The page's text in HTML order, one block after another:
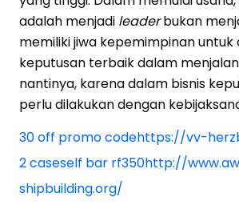
adalah menjadi leaderbukan
memiliki jiwa kepemimpinan
keputusan terbaik dalam
nantinya, karena dalam bisnis
perlu dilakukan dengan
30 off promo codehttps://vv-
2 caseself bar rf350http://
shipbuilding.org/